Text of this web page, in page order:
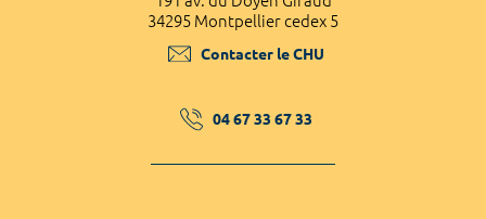
34295 Montpellier cedex 5
Contacter le CHU
04 67 33 67 33